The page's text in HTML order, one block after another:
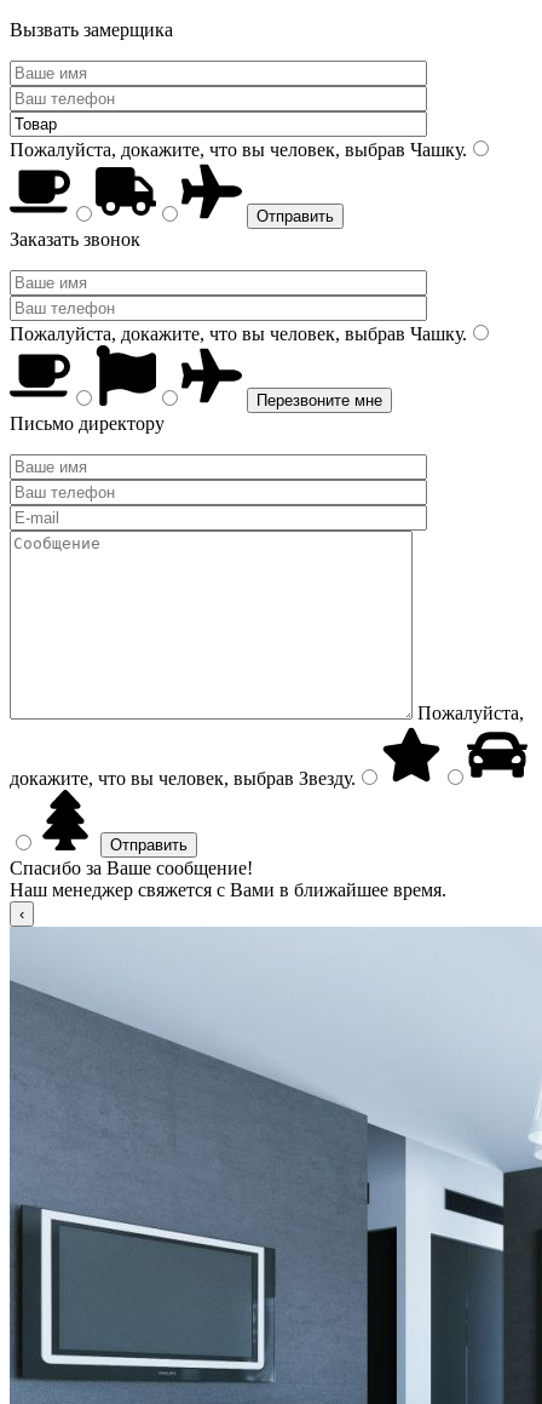
Вызвать замерщика
Пожалуйста, докажите, что вы человек, выбрав Чашку.
Заказать звонок
Пожалуйста, докажите, что вы человек, выбрав Чашку.
Письмо директору
Пожалуйста,
докажите, что вы человек, выбрав Звезду.
Спасибо за Ваше сообщение!
Наш менеджер свяжется с Вами в ближайшее время.